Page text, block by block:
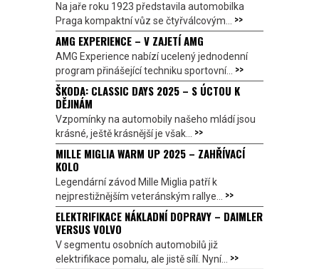
Na jaře roku 1923 představila automobilka
Praga kompaktní vůz se čtyřválcovým... >>
AMG EXPERIENCE – V ZAJETÍ AMG
AMG Experience nabízí ucelený jednodenní
program přinášející techniku sportovní... >>
ŠKODA: CLASSIC DAYS 2025 – S ÚCTOU K
DĚJINÁM
Vzpomínky na automobily našeho mládí jsou
krásné, ještě krásnější je však... >>
MILLE MIGLIA WARM UP 2025 – ZAHŘÍVACÍ
KOLO
Legendární závod Mille Miglia patří k
nejprestižnějším veteránským rallye... >>
ELEKTRIFIKACE NÁKLADNÍ DOPRAVY – DAIMLER
VERSUS VOLVO
V segmentu osobních automobilů již
elektrifikace pomalu, ale jistě sílí. Nyní... >>